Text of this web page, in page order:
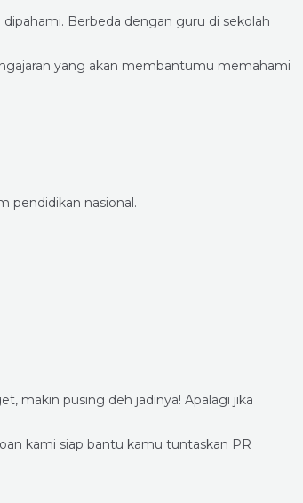
Berbeda dengan guru di sekolah
yang akan membantumu memahami
pendidikan nasional.
makin pusing deh jadinya! Apalagi jika
kami siap bantu kamu tuntaskan PR